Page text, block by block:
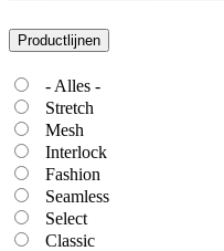
Productlijnen
- Alles -
Stretch
Mesh
Interlock
Fashion
Seamless
Select
Classic